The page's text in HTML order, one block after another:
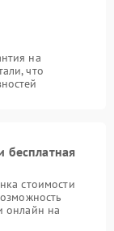
на
что
бесплатная
стоимости
онлайн на